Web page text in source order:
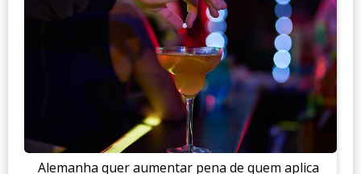
Alemanha quer aumentar pena de quem aplica